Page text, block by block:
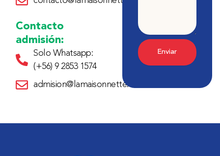
Contacto
admisión:
Solo Whatsapp:
(+56) 9 2853 1574
admision@lamaisonnette.cl
Enviar